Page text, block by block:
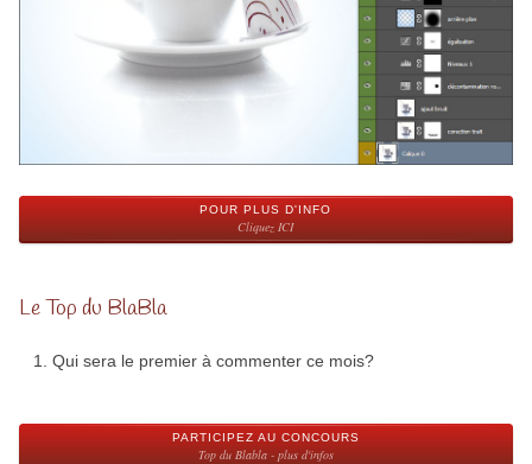
POUR PLUS D'INFO
Cliquez ICI
Le Top du BlaBla
Qui sera le premier à commenter ce mois?
PARTICIPEZ AU CONCOURS
Top du Blabla - plus d'infos